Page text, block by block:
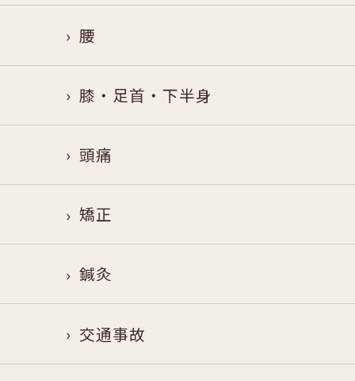
腰
膝・足首・下半身
頭痛
矯正
鍼灸
交通事故